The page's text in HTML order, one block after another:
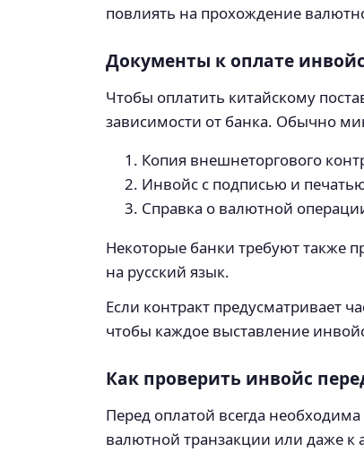
повлиять на прохождение
Документы к оплате
Чтобы оплатить китайскому
зависимости от банка. Обычно
Копия внешнеторгового
Инвойс с подписью и
Справка о валютной
Некоторые банки требуют также
на русский язык.
Если контракт предусматривает
чтобы каждое выставление
Как проверить инвойс
Перед оплатой всегда
валютной транзакции или даже к